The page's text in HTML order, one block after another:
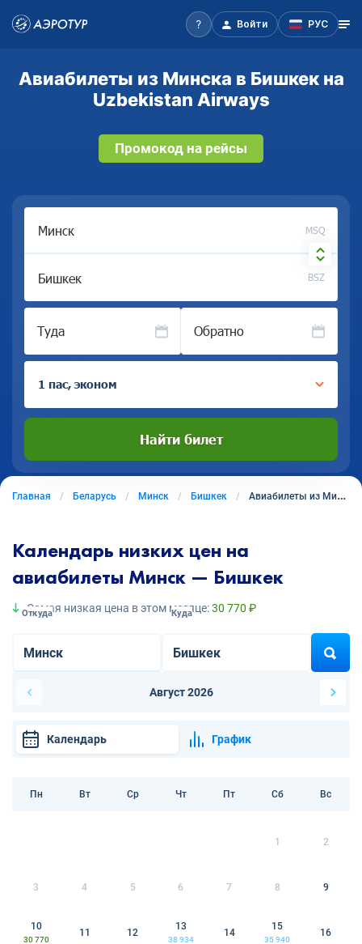
Войти РУС
Авиабилеты из Минска в Бишкек на
Uzbekistan Airways
Промокод на рейсы
MSQ
BSZ
Туда Обратно
1 пас, эконом
Найти билет
Главная Беларусь Минск Бишкек Авиабилеты из Минска в Бишкек
Календарь низких цен на
авиабилеты Минск — Бишкек
Самая низкая цена в этом месяце:30 770 ₽
Откуда Куда
Август 2026
Календарь График
Пн Вт Ср Чт Пт Сб Вс
1 2
3 4 5 6 7 8 9
10
30 770
11 12
13
38 934
14
15
35 940
16